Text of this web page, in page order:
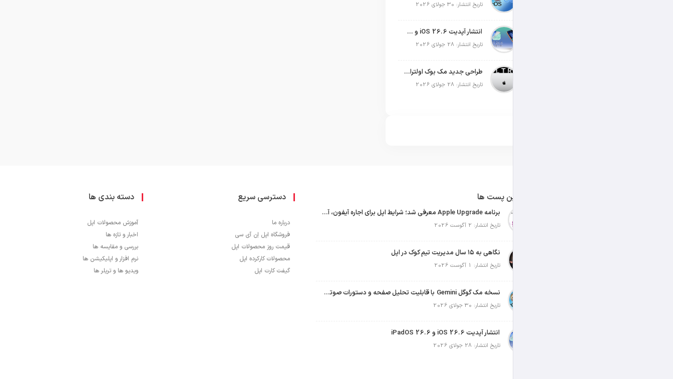
تاریخ انتشار: 30 جولای 2026
انتشار آپدیت iOS 26.6 و iPadOS 26.6
تاریخ انتشار: 28 جولای 2026
طراحی جدید مک بوک اولترا فاش شد
تاریخ انتشار: 28 جولای 2026
آخرین پست ها
برنامه Apple Upgrade معرفی شد؛ شرایط اپل برای اجاره آیفون، آیپد، مک و اپل واچ
تاریخ انتشار: 2 آگوست 2026
نگاهی به ۱۵ سال مدیریت تیم کوک در اپل
تاریخ انتشار: 1 آگوست 2026
نسخه مک گوگل Gemini با قابلیت تحلیل صفحه و دستورات صوتی در به‌روزرسانی جدید
تاریخ انتشار: 30 جولای 2026
انتشار آپدیت iOS 26.6 و iPadOS 26.6
تاریخ انتشار: 28 جولای 2026
دسترسی سریع
درباره ما
فروشگاه اپل اِن آی سی
قیمت روز محصولات اپل
محصولات کارکرده اپل
گیفت کارت اپل
دسته بندی ها
آموزش محصولات اپل
اخبار و تازه ها
بررسی و مقایسه ها
نرم افزار و اپلیکیشن ها
ویدیو ها و تریلر ها